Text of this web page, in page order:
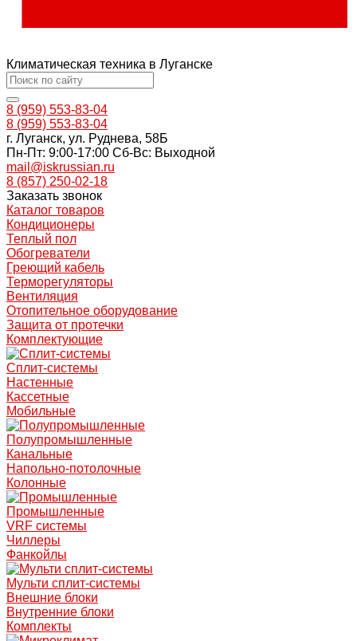
Климатическая техника в Луганске
8 (959) 553-83-04
8 (959) 553-83-04
г. Луганск, ул. Руднева, 58Б
Пн-Пт: 9:00-17:00 Cб-Вс: Выходной
mail@iskrussian.ru
8 (857) 250-02-18
Заказать звонок
Каталог товаров
Кондиционеры
Теплый пол
Обогреватели
Греющий кабель
Терморегуляторы
Вентиляция
Отопительное оборудование
Защита от протечки
Комплектующие
Сплит-системы
Настенные
Кассетные
Мобильные
Полупромышленные
Канальные
Напольно-потолочные
Колонные
Промышленные
VRF системы
Чиллеры
Фанкойлы
Мульти сплит-системы
Внешние блоки
Внутренние блоки
Комплекты